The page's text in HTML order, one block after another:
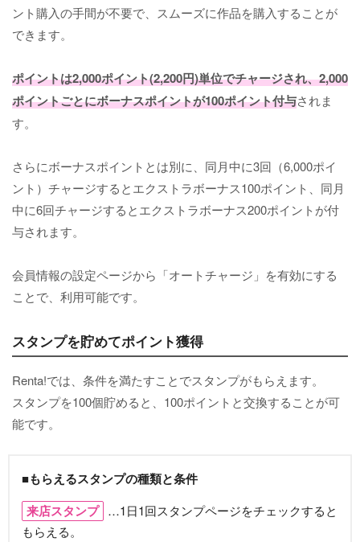
ント購入の手間が不要で、スムーズに作品を購入することが
できます。
ポイントは2,000ポイント(2,200円)単位でチャージされ、2,000
ポイントごとにボーナスポイントが100ポイント付与されま
す。
さらにボーナスポイントとは別に、同月中に3回（6,000ポイ
ント）チャージするとエクストラボーナス100ポイント、同月
中に6回チャージするとエクストラボーナス200ポイントが付
与されます。
会員情報の設定ページから「オートチャージ」を有効にする
ことで、利用可能です。
スタンプを貯めてポイント獲得
Renta!では、条件を満たすことでスタンプがもらえます。
スタンプを100個貯めると、100ポイントと交換することが可
能です。
■もらえるスタンプの種類と条件
来店スタンプ …1日1回スタンプページをチェックすると
もらえる。